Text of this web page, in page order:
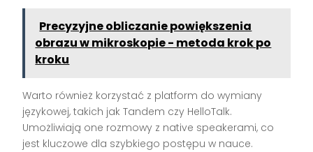
Precyzyjne obliczanie powiększenia
obrazu w mikroskopie - metoda krok po
kroku
Warto również korzystać z platform do wymiany
językowej, takich jak Tandem czy HelloTalk.
Umożliwiają one rozmowy z native speakerami, co
jest kluczowe dla szybkiego postępu w nauce.